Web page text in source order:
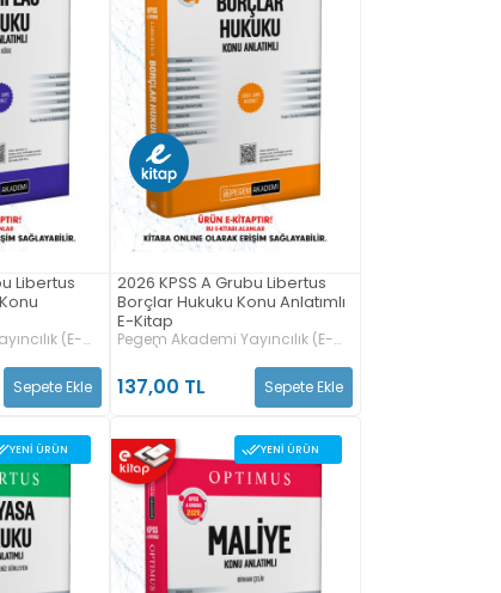
Libertus
(E-
Sepete Ekle
2026 KPSS A Grubu Libertus
Borçlar Hukuku Konu Anlatımlı
E-Kitap
Pegem Akademi Yayıncılık (E-
Kitap)
137,00 TL Sepete Ekle
YENI ÜRÜN YENI ÜRÜN